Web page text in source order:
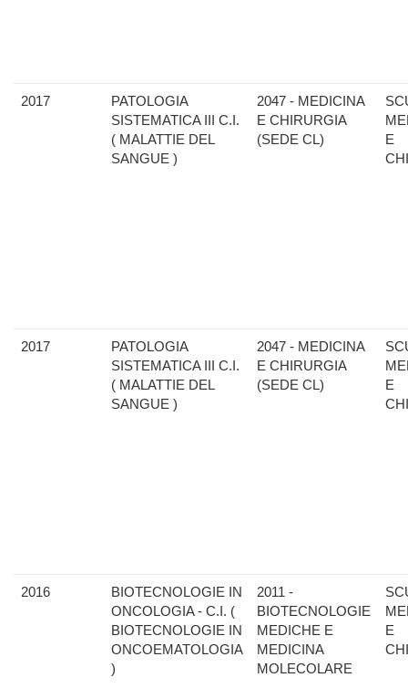
2017
PATOLOGIA
SISTEMATICA III C.I.
( MALATTIE DEL
SANGUE )
2047 - MEDICINA
E CHIRURGIA
(SEDE CL)
E
2017
PATOLOGIA
SISTEMATICA III C.I.
( MALATTIE DEL
SANGUE )
2047 - MEDICINA
E CHIRURGIA
(SEDE CL)
E
2016
BIOTECNOLOGIE IN
ONCOLOGIA - C.I. (
BIOTECNOLOGIE IN
ONCOEMATOLOGIA
)
2011 -
BIOTECNOLOGIE
MEDICHE E
MEDICINA
MOLECOLARE
E